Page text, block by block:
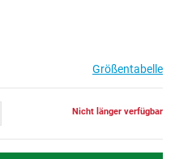
Größentabelle
Nicht länger verfügbar